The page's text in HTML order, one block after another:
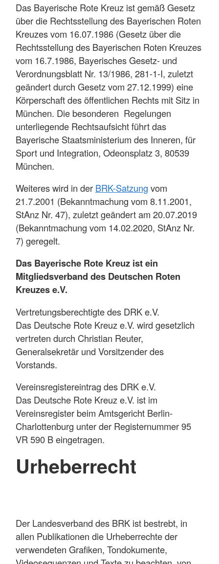
Das Bayerische Rote Kreuz ist gemäß Gesetz
über die Rechtsstellung des Bayerischen Roten
Kreuzes vom 16.07.1986 (Gesetz über die
Rechtsstellung des Bayerischen Roten Kreuzes
vom 16.7.1986, Bayerisches Gesetz- und
Verordnungsblatt Nr. 13/1986, 281-1-I, zuletzt
geändert durch Gesetz vom 27.12.1999) eine
Körperschaft des öffentlichen Rechts mit Sitz in
München. Die besonderen Regelungen
unterliegende Rechtsaufsicht führt das
Bayerische Staatsministerium des Inneren, für
Sport und Integration, Odeonsplatz 3, 80539
München.
Weiteres wird in der BRK-Satzung vom
21.7.2001 (Bekanntmachung vom 8.11.2001,
StAnz Nr. 47), zuletzt geändert am 20.07.2019
(Bekanntmachung vom 14.02.2020, StAnz Nr.
7) geregelt.
Das Bayerische Rote Kreuz ist ein
Mitgliedsverband des Deutschen Roten
Kreuzes e.V.
Vertretungsberechtigte des DRK e.V.
Das Deutsche Rote Kreuz e.V. wird gesetzlich
vertreten durch Christian Reuter,
Generalsekretär und Vorsitzender des
Vorstands.
Vereinsregistereintrag des DRK e.V.
Das Deutsche Rote Kreuz e.V. ist im
Vereinsregister beim Amtsgericht Berlin-
Charlottenburg unter der Registernummer 95
VR 590 B eingetragen.
Urheberrecht
Der Landesverband des BRK ist bestrebt, in
allen Publikationen die Urheberrechte der
verwendeten Grafiken, Tondokumente,